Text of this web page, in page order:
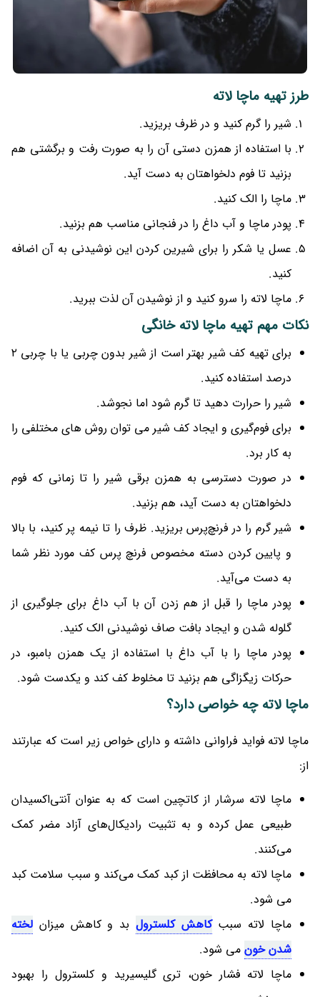
طرز تهیه ماچا لاته
شیر را گرم کنید و در ظرف بریزید.
با استفاده از همزن دستی آن را به صورت رفت و برگشتی هم
بزنید تا فوم دلخواهتان به دست آید.
ماچا را الک کنید.
پودر ماچا و آب داغ را در فنجانی مناسب هم بزنید.
عسل یا شکر را برای شیرین کردن این نوشیدنی به آن اضافه
کنید.
ماچا لاته را سرو کنید و از نوشیدن آن لذت ببرید.
نکات مهم تهیه ماچا لاته خانگی
برای تهیه کف شیر بهتر است از شیر بدون چربی یا با چربی ۲
درصد استفاده کنید.
شیر را حرارت دهید تا گرم شود اما نجوشد.
برای فوم‌گیری و ایجاد کف شیر می توان روش های مختلفی را
به کار برد.
در صورت دسترسی به همزن برقی شیر را تا زمانی که فوم
دلخواهتان به دست آید، هم بزنید.
شیر گرم را در فرنچ‌پرس بریزید. ظرف را تا نیمه پر کنید، با بالا
و پایین کردن دسته مخصوص فرنچ پرس کف مورد نظر شما
به دست می‌آید.
پودر ماچا را قبل از هم زدن آن با آب داغ برای جلوگیری از
گلوله شدن و ایجاد بافت صاف نوشیدنی الک کنید.
پودر ماچا را با آب داغ با استفاده از یک همزن بامبو، در
حرکات زیگزاگی هم بزنید تا مخلوط کف کند و یکدست شود.
ماچا لاته چه خواصی دارد؟
ماچا لاته فواید فراوانی داشته و دارای خواص زیر است که عبارتند
از:
ماچا لاته سرشار از کاتچین است که به عنوان آنتی‌اکسیدان
طبیعی عمل کرده و به تثبیت رادیکال‌های آزاد مضر کمک
می‌کنند.
ماچا لاته به محافظت از کبد کمک می‌کند و سبب سلامت کبد
می شود.
ماچا لاته سببکاهش کلسترول بد و کاهش میزان لخته
شدن خون می شود.
ماچا لاته فشار خون، تری گلیسیرید و کلسترول را بهبود